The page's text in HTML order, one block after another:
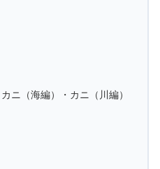
ニ（海編）・カニ（川編）